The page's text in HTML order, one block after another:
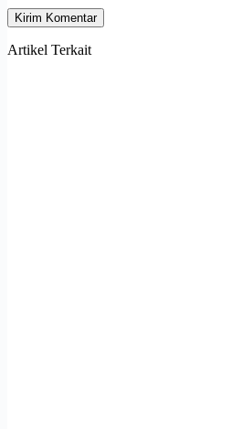
Kirim Komentar
Artikel Terkait